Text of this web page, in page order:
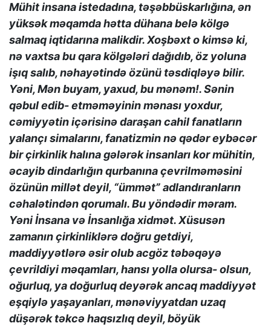
Mühit insana istedadına, təşəbbüskarlığına, ən
yüksək məqamda hətta dühana belə kölgə
salmaq iqtidarına malikdir. Xoşbəxt o kimsə ki,
nə vaxtsa bu qara kölgələri dağıdıb, öz yoluna
işıq salıb, nəhayətində özünü təsdiqləyə bilir.
Yəni, Mən buyam, yaxud, bu mənəm!. Sənin
qəbul edib- etməməyinin mənası yoxdur,
cəmiyyətin içərisinə daraşan cahil fanatların
yalançı simalarını, fanatizmin nə qədər eybəcər
bir çirkinlik halına gələrək insanları kor mühitin,
əcayib dindarlığın qurbanına çevrilməməsini
özünün millət deyil, “ümmət” adlandıranların
cəhalətindən qorumalı. Bu yöndədir məram.
Yəni İnsana və İnsanlığa xidmət. Xüsusən
zamanın çirkinliklərə doğru getdiyi,
maddiyyətlərə əsir olub acgöz təbəqəyə
çevrildiyi məqamları, hansı yolla olursa- olsun,
oğurluq, ya doğurluq deyərək ancaq maddiyyət
eşqiylə yaşayanları, mənəviyyatdan uzaq
düşərək təkcə haqsızlıq deyil, böyük